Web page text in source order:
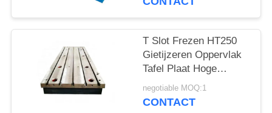
T Slot Frezen HT250
Gietijzeren Oppervlak
Tafel Plaat Hoge
Hardheid 400x400mm
negotiable MOQ:1
CONTACT